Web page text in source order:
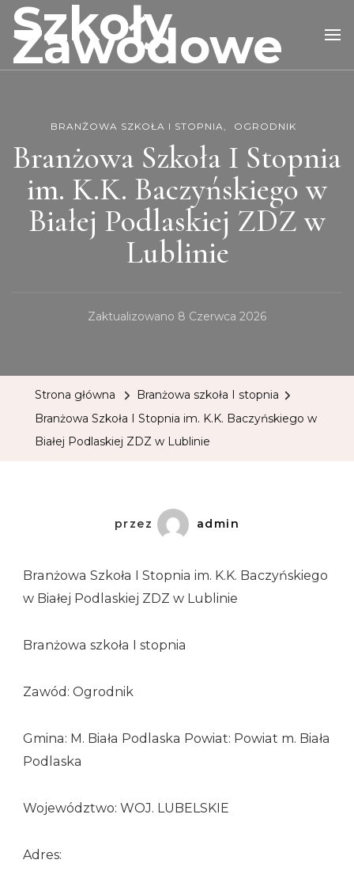
Szkoły
Zawodowe
BRANŻOWA SZKOŁA I STOPNIA OGRODNIK
Branżowa Szkoła I Stopnia
im. K.K. Baczyńskiego w
Białej Podlaskiej ZDZ w
Lublinie
Zaktualizowano 8 Czerwca 2026
Strona główna
Branżowa szkoła I stopnia
Branżowa Szkoła I Stopnia im. K.K. Baczyńskiego w
Białej Podlaskiej ZDZ w Lublinie
przez admin
Branżowa Szkoła I Stopnia im. K.K. Baczyńskiego
w Białej Podlaskiej ZDZ w Lublinie
Branżowa szkoła I stopnia
Zawód: Ogrodnik
Gmina: M. Biała Podlaska Powiat: Powiat m. Biała
Podlaska
Województwo: WOJ. LUBELSKIE
Adres: